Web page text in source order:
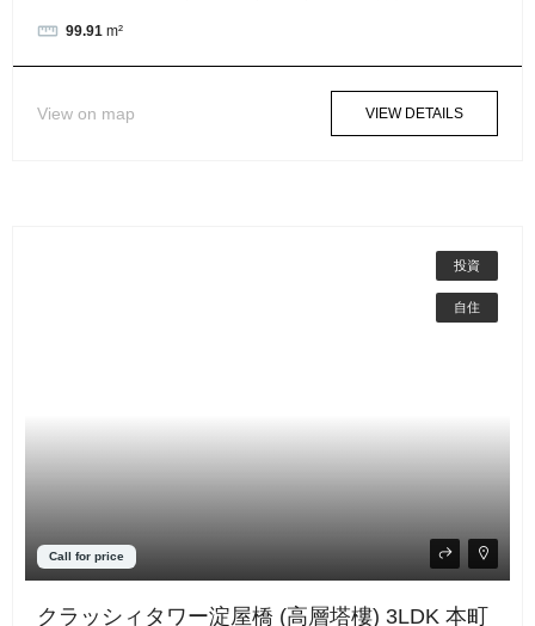
99.91 m²
View on map VIEW DETAILS
投資
自住
Call for price
クラッシィタワー淀屋橋 (高層塔樓) 3LDK 本町